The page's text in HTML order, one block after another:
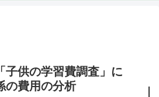
子供の学習費調査」に
の費用の分析